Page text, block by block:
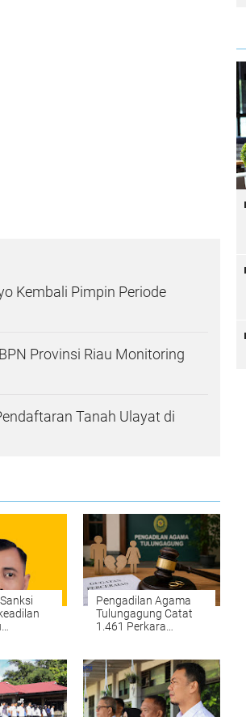
Kembali Pimpin Periode
Provinsi Riau Monitoring
Tanah Ulayat di
Pengadilan Agama
Tulungagung Catat
1.461 Perkara
Ekonomi dan Zina
Jadi Alasan